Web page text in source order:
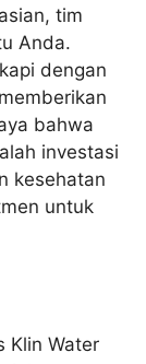
tim
Anda.
dengan
bahwa
investasi
kesehatan
untuk
Klin Water